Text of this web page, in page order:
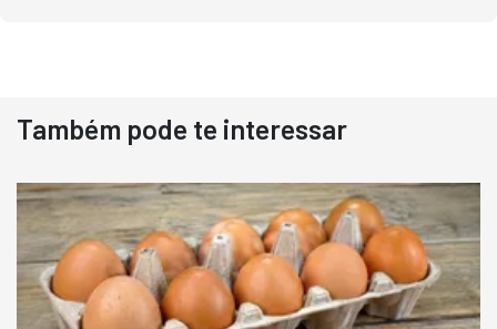
Destaque
Usado
Pá Carregadeira Cat 966
Ano 1987
Londrina
Também pode te interessar